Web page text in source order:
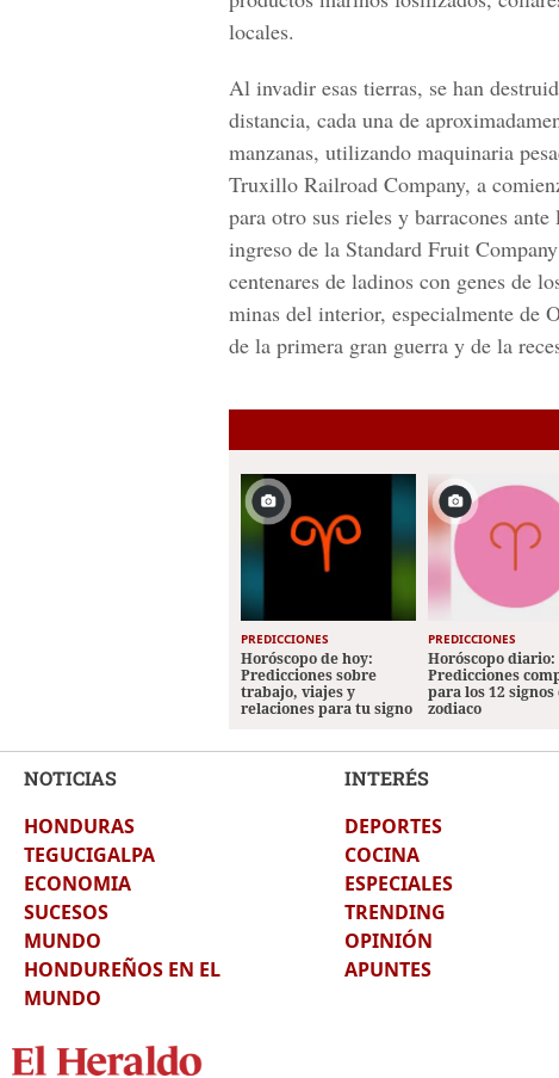
locales.
Al invadir esas tierras, se han
distancia, cada una de
manzanas, utilizando maquinaria
Truxillo Railroad Company, a
para otro sus rieles y barracones
ingreso de la Standard Fruit
centenares de ladinos con genes de
minas del interior, especialmente de
de la primera gran guerra y de la
PREDICCIONES
Horóscopo de hoy:
Predicciones sobre
trabajo, viajes y
relaciones para tu signo
PREDICCIONES
Horóscopo diario:
Predicciones
para los 12 signos
zodiaco
NOTICIAS
HONDURAS
TEGUCIGALPA
ECONOMIA
SUCESOS
MUNDO
HONDUREÑOS EN EL
MUNDO
INTERÉS
DEPORTES
COCINA
ESPECIALES
TRENDING
OPINIÓN
APUNTES